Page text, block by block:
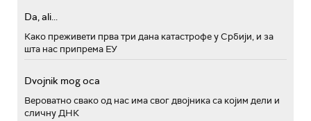
Da, ali...
Како преживети прва три дана катастрофе у Србији, и за
шта нас припрема ЕУ
Dvojnik mog oca
Вероватно свако од нас има свог двојника са којим дели и
сличну ДНК